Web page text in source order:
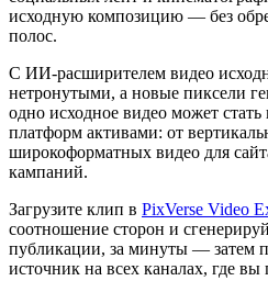
исходную композицию — без
полос.
С ИИ-расширителем видео
нетронутыми, а новые пиксели
одно исходное видео может
платформ активами: от
широкоформатных видео для
кампаний.
Загрузите клип в PixVerse Video
соотношение сторон и
публикации, за минуты — затем
источник на всех каналах, где вы